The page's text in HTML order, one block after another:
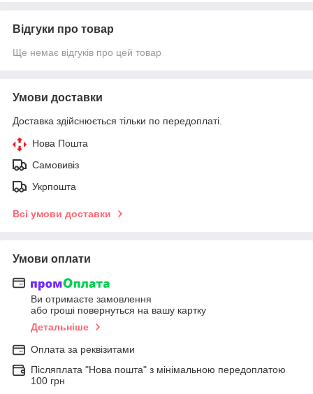
Відгуки про товар
Ще немає відгуків про цей товар
Умови доставки
Доставка здійснюється тільки по передоплаті.
Нова Пошта
Самовивіз
Укрпошта
Всі умови доставки
Умови оплати
Ви отримаєте замовлення
або гроші повернуться на вашу картку
Детальніше
Оплата за реквізитами
Післяплата "Нова пошта" з мінімальною передоплатою
100 грн